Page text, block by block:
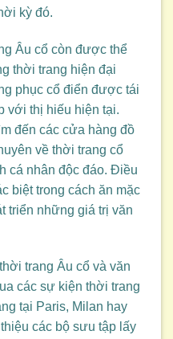
kỳ đó.
Âu cổ còn được thể
thời trang hiện đại
phục cổ điển được tái
với thị hiếu hiện tại.
đến các cửa hàng đồ
về thời trang cổ
cá nhân độc đáo. Điều
biệt trong cách ăn mặc
triển những giá trị văn
trang Âu cổ và văn
các sự kiện thời trang
tại Paris, Milan hay
các bộ sưu tập lấy